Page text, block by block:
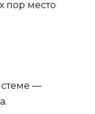
пор место
—